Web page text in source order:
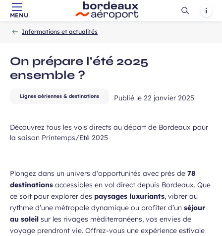
Aller au contenu principal
Aller à la navigation
-
Aller à la
MENU
Ouvrir
Informations et actualités
On prépare l'été 2025
ensemble ?
Lignes aériennes & destinations Publié le 22 janvier 2025
Découvrez tous les vols directs au départ de Bordeaux pour
la saison Printemps/Eté 2025
Plongez dans un univers d'opportunités avec près de 78
destinations accessibles en vol direct depuis Bordeaux. Que
ce soit pour explorer des paysages luxuriants, vibrer au
rythme d’une métropole dynamique ou profiter d’un séjour
au soleil sur les rivages méditerranéens, vos envies de
voyage prendront vie. Offrez-vous une expérience estivale
la newsletter
idées voyages, offres